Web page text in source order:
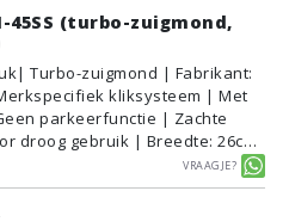
45SS (turbo-zuigmond,
| Turbo-zuigmond | Fabrikant:
kliksysteem | Met
parkeerfunctie | Zachte
droog gebruik | Breedte: 26cm
| Met kliksysteem |
Electrolux | Geschikt voor
Tegels,
Vraagje?